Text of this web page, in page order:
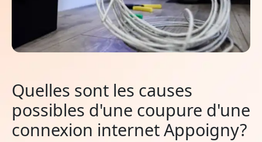
Quelles sont les causes
possibles d'une coupure d'une
connexion internet Appoigny?